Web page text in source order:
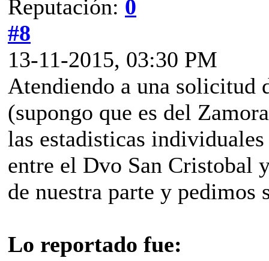
Reputación: 0
#8
13-11-2015, 03:30 PM
Atendiendo a una solicitud
(supongo que es del
las estadisticas
entre el Dvo San Cristobal
de nuestra parte y pedimos
Lo reportado fue: